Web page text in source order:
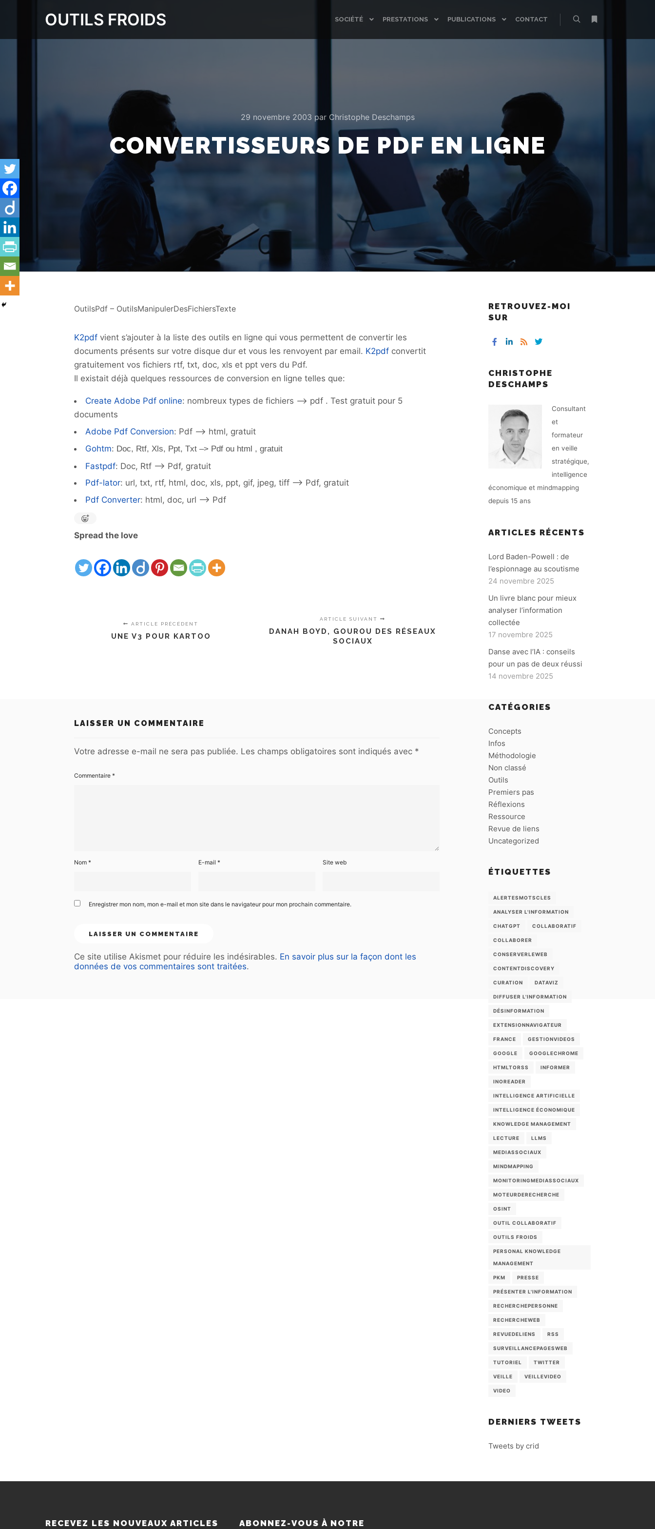
OUTILS FROIDS SOCIÉTÉ PRESTATIONS PUBLICATIONS
CONTACT
29 novembre 2003 par Christophe Deschamps
CONVERTISSEURS DE PDF EN LIGNE
OutilsPdf – OutilsManipulerDesFichiersTexte
K2pdf vient s’ajouter à la liste des outils en ligne qui vous permettent de convertir les
documents présents sur votre disque dur et vous les renvoyent par email. K2pdf convertit
gratuitement vos fichiers rtf, txt, doc, xls et ppt vers du Pdf.
Il existait déjà quelques ressources de conversion en ligne telles que:
Create Adobe Pdf online: nombreux types de fichiers –> pdf . Test gratuit pour 5
documents
Adobe Pdf Conversion: Pdf –> html, gratuit
Gohtm: Doc, Rtf, Xls, Ppt, Txt –> Pdf ou html , gratuit
Fastpdf: Doc, Rtf –> Pdf, gratuit
Pdf-lator: url, txt, rtf, html, doc, xls, ppt, gif, jpeg, tiff –> Pdf, gratuit
Pdf Converter: html, doc, url –> Pdf
Spread the love
ARTICLE PRÉCÉDENT
UNE V3 POUR KARTOO
ARTICLE SUIVANT
DANAH BOYD, GOUROU DES RÉSEAUX
SOCIAUX
LAISSER UN COMMENTAIRE
Votre adresse e-mail ne sera pas publiée. Les champs obligatoires sont indiqués avec *
Commentaire *
Nom * E-mail * Site web
Enregistrer mon nom, mon e-mail et mon site dans le navigateur pour mon prochain commentaire.
Ce site utilise Akismet pour réduire les indésirables. En savoir plus sur la façon dont les
données de vos commentaires sont traitées.
RETROUVEZ-MOI
SUR
CHRISTOPHE
DESCHAMPS
Consultant
et
formateur
en veille
stratégique,
intelligence
économique et mindmapping
depuis 15 ans
ARTICLES RÉCENTS
Lord Baden-Powell : de
l’espionnage au scoutisme
24 novembre 2025
Un livre blanc pour mieux
analyser l’information
collectée
17 novembre 2025
Danse avec l’IA : conseils
pour un pas de deux réussi
14 novembre 2025
CATÉGORIES
Concepts
Infos
Méthodologie
Non classé
Outils
Premiers pas
Réflexions
Ressource
Revue de liens
Uncategorized
ÉTIQUETTES
ALERTESMOTSCLES
ANALYSER L'INFORMATION
CHATGPT COLLABORATIF
COLLABORER
CONSERVERLEWEB
CONTENTDISCOVERY
CURATION DATAVIZ
DIFFUSER L'INFORMATION
DÉSINFORMATION
EXTENSIONNAVIGATEUR
FRANCE GESTIONVIDEOS
GOOGLE GOOGLECHROME
HTMLTORSS INFORMER
INOREADER
INTELLIGENCE ARTIFICIELLE
INTELLIGENCE ÉCONOMIQUE
KNOWLEDGE MANAGEMENT
LECTURE LLMS
MEDIASSOCIAUX
MINDMAPPING
MONITORINGMEDIASSOCIAUX
MOTEURDERECHERCHE
OSINT
OUTIL COLLABORATIF
OUTILS FROIDS
PERSONAL KNOWLEDGE
MANAGEMENT
PKM PRESSE
PRÉSENTER L'INFORMATION
RECHERCHEPERSONNE
RECHERCHEWEB
REVUEDELIENS RSS
SURVEILLANCEPAGESWEB
TUTORIEL TWITTER
VEILLE VEILLEVIDEO
VIDEO
DERNIERS TWEETS
Tweets by crid
RECEVEZ LES NOUVEAUX ARTICLES ABONNEZ-VOUS À NOTRE